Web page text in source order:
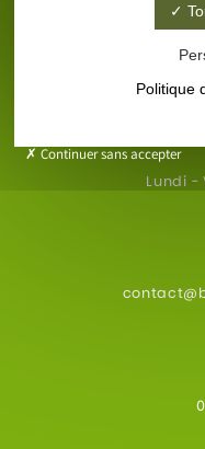
6 b avenue du
Lundi -
Politique
Continuer sans accepter